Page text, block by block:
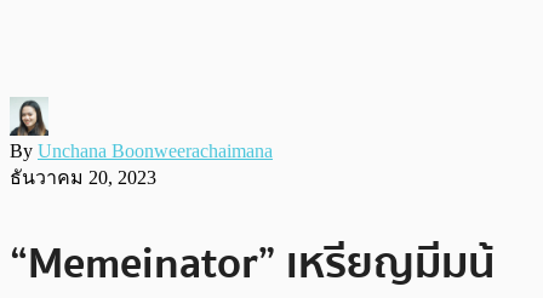
By Unchana Boonweerachaimana
ธันวาคม 20, 2023
“Memeinator” เหรียญมีมน้